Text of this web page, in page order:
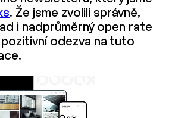
. Že jsme zvolili správně,
i nadprůměrný open rate
pozitivní odezva na tuto